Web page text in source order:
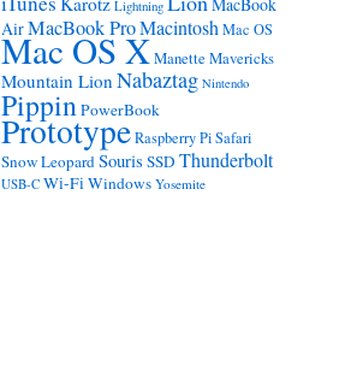
Lightning
AirMacBook ProMacintosh Mac OS
Mac OS XManette Mavericks
Mountain Lion Nabaztag Nintendo
PippinPowerBook
Prototype Raspberry Pi Safari
Snow LeopardSouris SSD Thunderbolt
USB-C Wi-FiWindows Yosemite